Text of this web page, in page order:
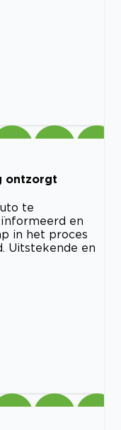
ontzorgt
te
en
in het proces
Uitstekende en